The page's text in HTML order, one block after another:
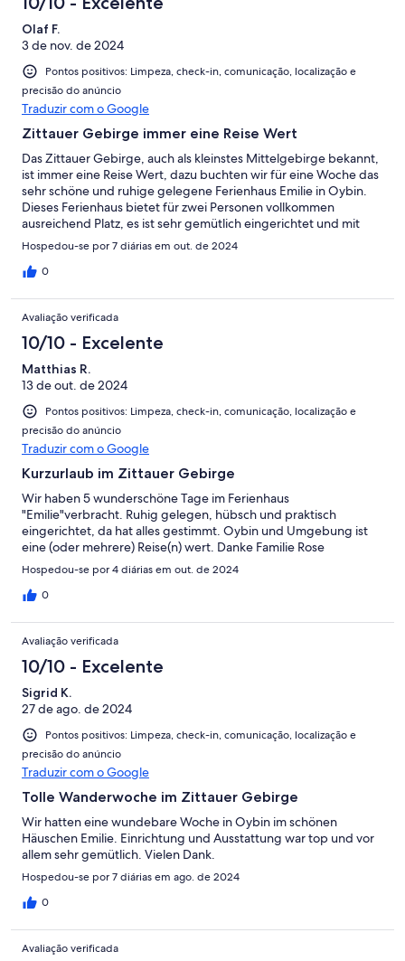
Olaf F.
3 de nov. de 2024
Pontos positivos: Limpeza, check-in, comunicação, localização e
precisão do anúncio
Traduzir com o Google
Zittauer Gebirge immer eine Reise Wert
Das Zittauer Gebirge, auch als kleinstes Mittelgebirge bekannt,
ist immer eine Reise Wert, dazu buchten wir für eine Woche das
sehr schöne und ruhige gelegene Ferienhaus Emilie in Oybin.
Dieses Ferienhaus bietet für zwei Personen vollkommen
ausreichend Platz, es ist sehr gemütlich eingerichtet und mit
dem vorhandenen Kamin kann man auch sehr romantische
Abende verbringen. Das Ferienhaus hat uns Freude gemacht
und wir können es nur weiter empfehlen. Danke das wir hier
Hospedou-se por 7 diárias em out. de 2024
0
Avaliação verificada
10/10 - Excelente
Matthias R.
13 de out. de 2024
Pontos positivos: Limpeza, check-in, comunicação, localização e
precisão do anúncio
Traduzir com o Google
Kurzurlaub im Zittauer Gebirge
Wir haben 5 wunderschöne Tage im Ferienhaus
"Emilie"verbracht. Ruhig gelegen, hübsch und praktisch
eingerichtet, da hat alles gestimmt. Oybin und Umgebung ist
eine (oder mehrere) Reise(n) wert. Danke Familie Rose
Hospedou-se por 4 diárias em out. de 2024
0
Avaliação verificada
10/10 - Excelente
Sigrid K.
27 de ago. de 2024
Pontos positivos: Limpeza, check-in, comunicação, localização e
precisão do anúncio
Traduzir com o Google
Tolle Wanderwoche im Zittauer Gebirge
Wir hatten eine wundebare Woche in Oybin im schönen
Häuschen Emilie. Einrichtung und Ausstattung war top und vor
allem sehr gemütlich. Vielen Dank.
Hospedou-se por 7 diárias em ago. de 2024
0
Avaliação verificada